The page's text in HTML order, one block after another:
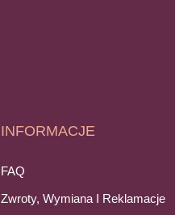
INFORMACJE
FAQ
Zwroty, Wymiana I Reklamacje